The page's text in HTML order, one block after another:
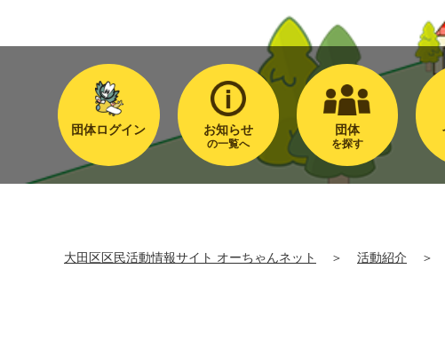
団体ログイン お知らせ
の一覧へ
団体
を探す
大田区区民活動情報サイト オーちゃんネット ＞ 活動紹介 ＞